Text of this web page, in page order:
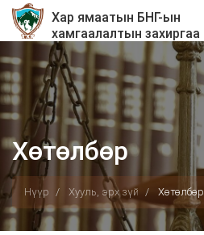
Хар ямаатын БНГ-ын
хамгаалалтын захиргаа
Хөтөлбөр
Нүүр Хууль, эрх зүй Хөтөлбөр